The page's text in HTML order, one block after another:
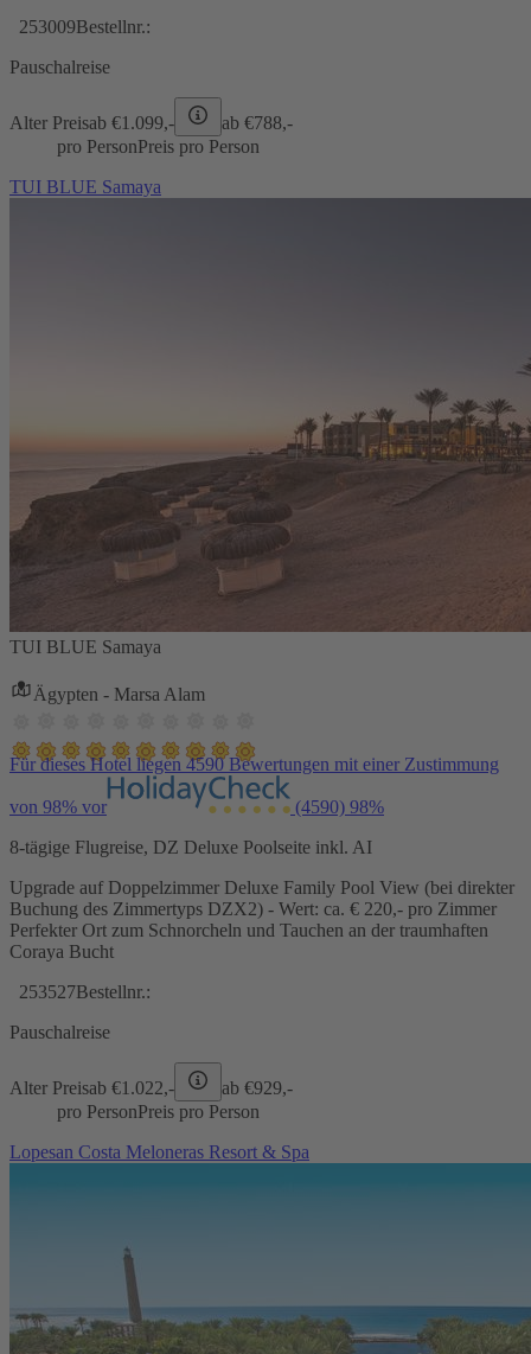
253009Bestellnr.:
Pauschalreise
Alter Preisab €1.099,- ab €788,-
pro PersonPreis pro Person
TUI BLUE Samaya
TUI BLUE Samaya
Ägypten - Marsa Alam
Für dieses Hotel liegen 4590 Bewertungen mit einer Zustimmung
von 98% vor (4590) 98%
8-tägige Flugreise, DZ Deluxe Poolseite inkl. AI
Upgrade auf Doppelzimmer Deluxe Family Pool View (bei direkter
Buchung des Zimmertyps DZX2) - Wert: ca. € 220,- pro Zimmer
Perfekter Ort zum Schnorcheln und Tauchen an der traumhaften
Coraya Bucht
253527Bestellnr.:
Pauschalreise
Alter Preisab €1.022,- ab €929,-
pro PersonPreis pro Person
Lopesan Costa Meloneras Resort & Spa